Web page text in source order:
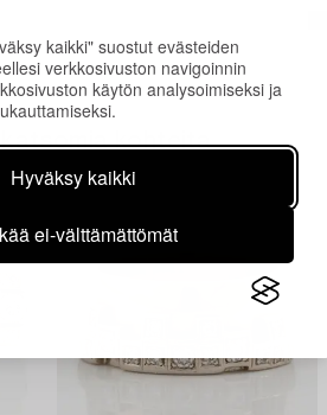
kaikki" suostut evästeiden
verkkosivuston navigoinnin
käytön analysoimiseksi ja
Hyväksy kaikki
ei-välttämättömät
kohteita